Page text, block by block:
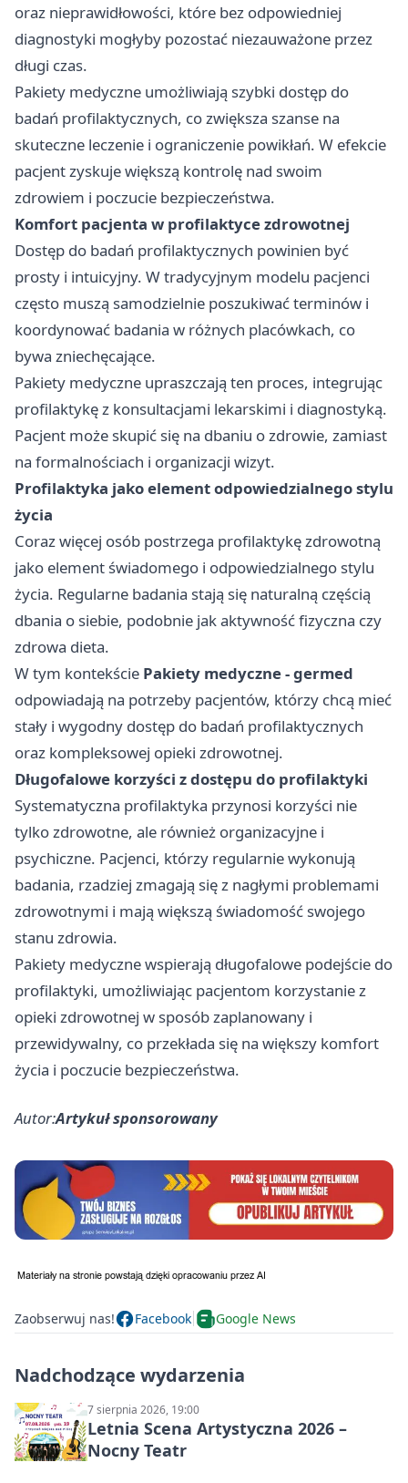
oraz nieprawidłowości, które bez odpowiedniej
diagnostyki mogłyby pozostać niezauważone przez
długi czas.
Pakiety medyczne umożliwiają szybki dostęp do
badań profilaktycznych, co zwiększa szanse na
skuteczne leczenie i ograniczenie powikłań. W efekcie
pacjent zyskuje większą kontrolę nad swoim
zdrowiem i poczucie bezpieczeństwa.
Komfort pacjenta w profilaktyce zdrowotnej
Dostęp do badań profilaktycznych powinien być
prosty i intuicyjny. W tradycyjnym modelu pacjenci
często muszą samodzielnie poszukiwać terminów i
koordynować badania w różnych placówkach, co
bywa zniechęcające.
Pakiety medyczne upraszczają ten proces, integrując
profilaktykę z konsultacjami lekarskimi i diagnostyką.
Pacjent może skupić się na dbaniu o zdrowie, zamiast
na formalnościach i organizacji wizyt.
Profilaktyka jako element odpowiedzialnego stylu
życia
Coraz więcej osób postrzega profilaktykę zdrowotną
jako element świadomego i odpowiedzialnego stylu
życia. Regularne badania stają się naturalną częścią
dbania o siebie, podobnie jak aktywność fizyczna czy
zdrowa dieta.
W tym kontekście Pakiety medyczne - germed
odpowiadają na potrzeby pacjentów, którzy chcą mieć
stały i wygodny dostęp do badań profilaktycznych
oraz kompleksowej opieki zdrowotnej.
Długofalowe korzyści z dostępu do profilaktyki
Systematyczna profilaktyka przynosi korzyści nie
tylko zdrowotne, ale również organizacyjne i
psychiczne. Pacjenci, którzy regularnie wykonują
badania, rzadziej zmagają się z nagłymi problemami
zdrowotnymi i mają większą świadomość swojego
stanu zdrowia.
Pakiety medyczne wspierają długofalowe podejście do
profilaktyki, umożliwiając pacjentom korzystanie z
opieki zdrowotnej w sposób zaplanowany i
przewidywalny, co przekłada się na większy komfort
życia i poczucie bezpieczeństwa.
Autor:Artykuł sponsorowany
Zaobserwuj nas! Facebook Google News
Nadchodzące wydarzenia
7 sierpnia 2026, 19:00
Letnia Scena Artystyczna 2026 –
Nocny Teatr